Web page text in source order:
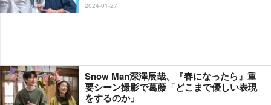
2024-01-27
Snow Man深澤辰哉、『春になったら』重
要シーン撮影で葛藤「どこまで優しい表現
をするのか」